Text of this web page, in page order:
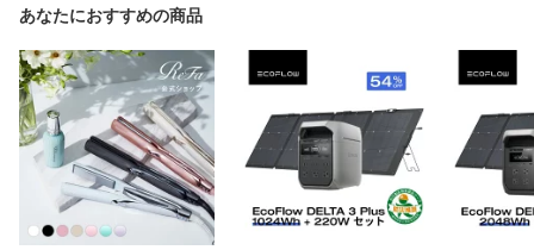
あなたにおすすめの商品